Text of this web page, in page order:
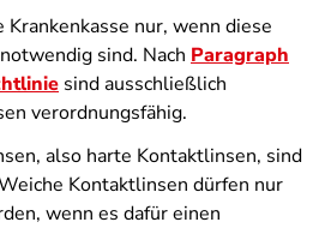
nur, wenn diese
sind. Nach Paragraph
sind ausschließlich
verordnungsfähig.
also harte Kontaktlinsen, sind
Kontaktlinsen dürfen nur
wenn es dafür einen